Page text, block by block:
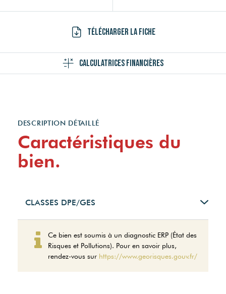
Télécharger la fiche
Calculatrices financières
DESCRIPTION DÉTAILLÉ
Caractéristiques du
bien.
CLASSES DPE/GES
dépenses annuelles
d'énergie pour un usage
standard entre 1400€ et
Ce bien est soumis à un diagnostic ERP (État des
Risques et Pollutions). Pour en savoir plus,
rendez-vous sur https://www.georisques.gouv.fr/